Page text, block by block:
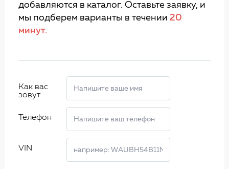
добавляются в каталог. Оставьте заявку, и
мы подберем варианты в течении 20
минут.
Как вас
зовут
Телефон
VIN